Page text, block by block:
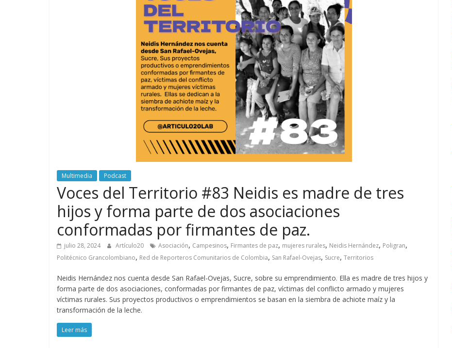
Multimedia Podcast
Voces del Territorio #83 Neidis es madre de tres
hijos y forma parte de dos asociaciones
conformadas por firmantes de paz.
julio 28, 2024 Artículo20 Asociación, Campesinos, Firmantes de paz, mujeres rurales, Neidis Hernández, Poligran,
Politécnico Grancolombiano, Red de Reporteros Comunitarios de Colombia, San Rafael-Ovejas, Sucre, Territorios
Neidis Hernández nos cuenta desde San Rafael-Ovejas, Sucre, sobre su emprendimiento. Ella es madre de tres hijos y
forma parte de dos asociaciones, conformadas por firmantes de paz, víctimas del conflicto armado y mujeres
víctimas rurales. Sus proyectos productivos o emprendimientos se basan en la siembra de achiote maíz y la
transformación de la leche.
Leer más